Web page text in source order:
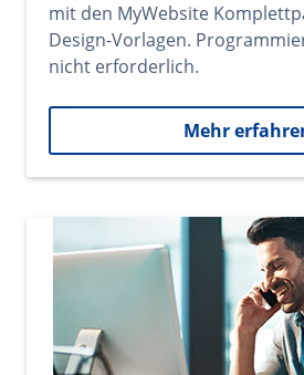
mit den MyWebsite
Design-Vorlagen.
nicht erforderlich.
Mehr